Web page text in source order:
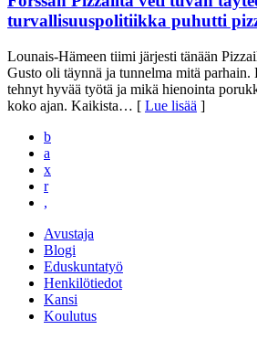
turvallisuuspolitiikka puhutti
Lounais-Hämeen tiimi järjesti tänään
Gusto oli täynnä ja tunnelma mitä
tehnyt hyvää työtä ja mikä hienointa
koko ajan. Kaikista… [ Lue lisää ]
b
a
x
r
,
Avustaja
Blogi
Eduskuntatyö
Henkilötiedot
Kansi
Koulutus